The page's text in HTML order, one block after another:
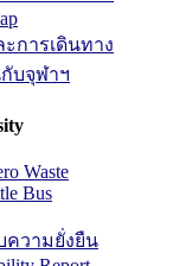
การเดินทาง
บจุฬาฯ
Waste
Bus
ความยั่งยืน